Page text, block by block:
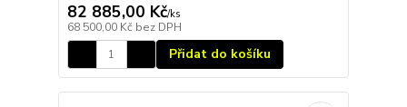
82 885,00 Kč/ks
68 500,00 Kč bez DPH
Přidat do košíku